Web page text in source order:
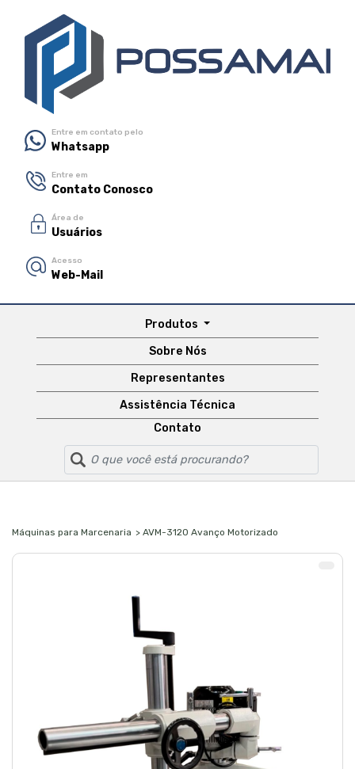
Entre em contato pelo
Whatsapp
Entre em
Contato Conosco
Área de
Usuários
Acesso
Web-Mail
Produtos
Sobre Nós
Representantes
Assistência Técnica
Contato
Máquinas para Marcenaria > AVM-3120 Avanço Motorizado